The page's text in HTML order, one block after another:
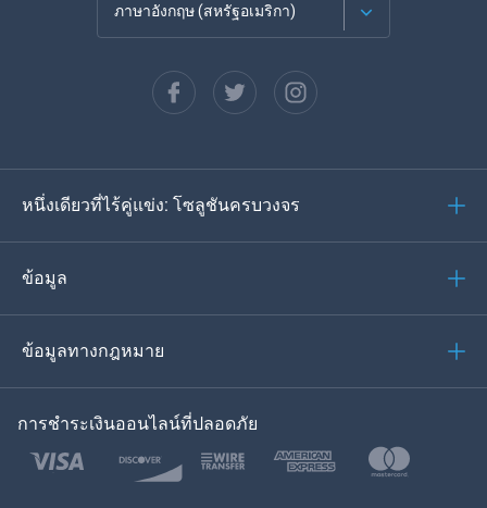
ภาษาอังกฤษ (สหรัฐอเมริกา)
Español
ภาษาเยอรมัน
โปรตุเกส
ภาษาไทย
โปแลนด์
หนึ่งเดียวที่ไร้คู่แข่ง: โซลูชันครบวงจร
ข้อมูล
ข้อมูลทางกฎหมาย
การชำระเงินออนไลน์ที่ปลอดภัย